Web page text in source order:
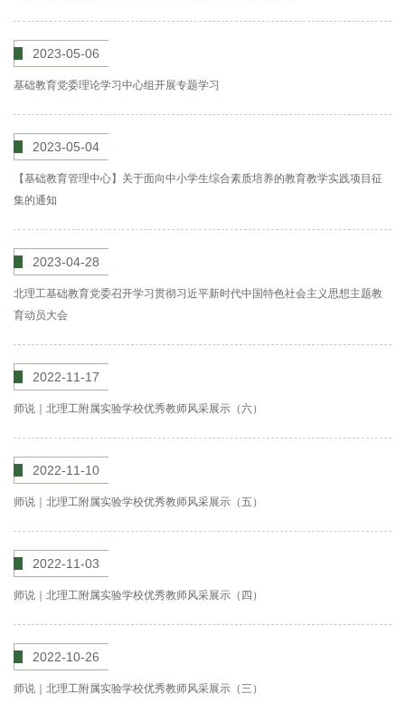
2023-05-06
基础教育党委理论学习中心组开展专题学习
2023-05-04
【基础教育管理中心】关于面向中小学生综合素质培养的教育教学实践项目征
集的通知
2023-04-28
北理工基础教育党委召开学习贯彻习近平新时代中国特色社会主义思想主题教
育动员大会
2022-11-17
师说｜北理工附属实验学校优秀教师风采展示（六）
2022-11-10
师说｜北理工附属实验学校优秀教师风采展示（五）
2022-11-03
师说｜北理工附属实验学校优秀教师风采展示（四）
2022-10-26
师说｜北理工附属实验学校优秀教师风采展示（三）